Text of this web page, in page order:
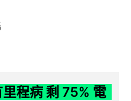
程病 剩 75% 電